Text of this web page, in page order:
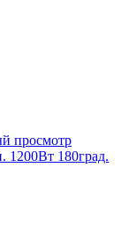
просмотр
1200Вт 180град.